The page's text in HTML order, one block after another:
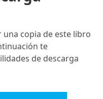
una copia de este libro
te
de descarga